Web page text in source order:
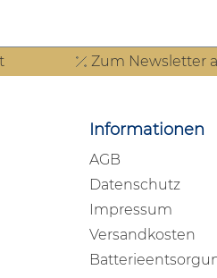
Zum Newsletter
Informationen
AGB
Datenschutz
Impressum
Versandkosten